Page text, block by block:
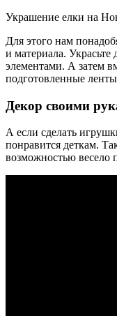
Украшение елки на
Для этого нам
и материала.
элементами. А затем
подготовленные
Декор своими
А если сделать
понравится деткам.
возможностью весело